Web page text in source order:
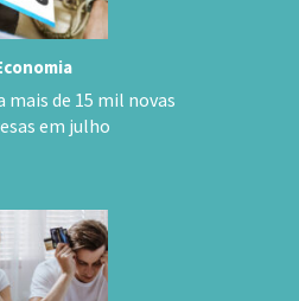
mais de 15 mil novas
em julho